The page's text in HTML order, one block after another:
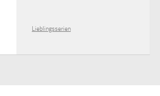
Lieblingsserien